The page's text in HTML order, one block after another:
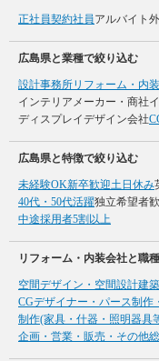
正社員契約社員アルバイト
広島県と業種で絞り込む
設計事務所リフォーム・内
インテリアメーカー・商社
ディスプレイデザイン会社
広島県と特徴で絞り込む
未経験OK新卒歓迎土日休み
40代・50代活躍独立希望者
中途採用者5割以上
リフォーム・内装会社と職
空間デザイン・空間設計建
CGデザイナー・パース制作
制作(家具・什器・照明器具
企画・営業・販売・その他